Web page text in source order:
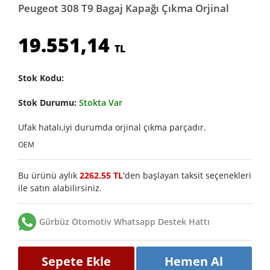
Peugeot 308 T9 Bagaj Kapağı Çıkma Orjinal
19.551,14 TL
Stok Kodu:
Stok Durumu: Stokta Var
Ufak hatalı,iyi durumda orjinal çıkma parçadır.
OEM
Bu ürünü aylık 2262.55 TL'den başlayan taksit seçenekleri
ile satın alabilirsiniz.
Gürbüz Otomotiv Whatsapp Destek Hattı
Sepete Ekle Hemen Al